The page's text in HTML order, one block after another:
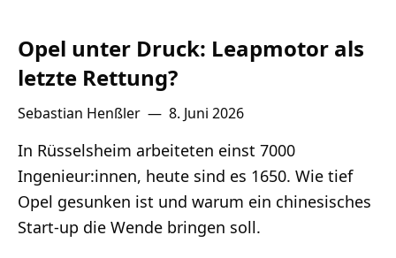
Opel unter Druck: Leapmotor als
letzte Rettung?
Sebastian Henßler — 8. Juni 2026
In Rüsselsheim arbeiteten einst 7000
Ingenieur:innen, heute sind es 1650. Wie tief
Opel gesunken ist und warum ein chinesisches
Start-up die Wende bringen soll.